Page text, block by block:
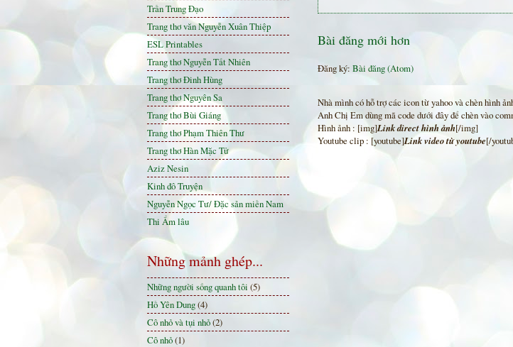
Bài đăng mới hơn
Đăng ký: Bài đăng (Atom)
Nhà mình có hỗ trợ các icon từ yahoo và chèn hình
Anh Chị Em dùng mã code dưới đây để chèn vào
Hình ảnh : [img]Link direct hình ảnh[/img]
Youtube clip : [youtube]Link video từ youtube[/
Trần Trung Đạo
Trang thơ văn Nguyễn Xuân Thiệp
ESL Printables
Trang thơ Nguyễn Tất Nhiên
Trang thơ Đinh Hùng
Trang thơ Nguyên Sa
Trang thơ Bùi Giáng
Trang thơ Phạm Thiên Thư
Trang thơ Hàn Mặc Tử
Aziz Nesin
Kinh đô Truyện
Nguyễn Ngọc Tư/ Đặc sản miền Nam
Thi Ẩm lâu
Những mảnh ghép...
Những người sống quanh tôi (5)
Hồ Yên Dung(4)
Cô nhỏ và tụi nhỏ(2)
Cô nhỏ(1)